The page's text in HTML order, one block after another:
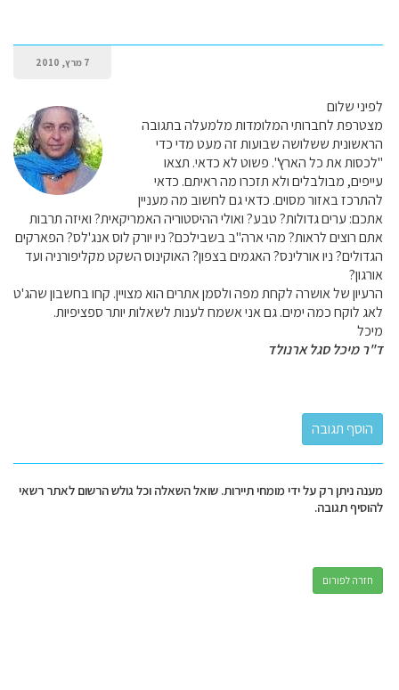
7 מרץ, 2010
לפיני שלום
מצטרפת לחברותי המלומדות מלמעלה בתגובה
הראשונית ששלושה שבועות זה מעט מדי כדי
"לכסות את כל הארץ". פשוט לא כדאי. תצאו
עייפים, מבולבלים ולא תזכרו מה ראיתם. כדאי
להתרכז באזור מסוים. כדאי גם לחשוב מה מעניין
אתכם: ערים גדולות? טבע? ואולי ההיסטוריה האמריקאית? ואיזה תרבות
אתם רוצים לראות? מהי ארה"ב בשבילכם? ניו יורק לוס אנג'לס? הפארקים
הגדולים? ניו אורלינס? האגמים בצפון? האוקינוס השקט מקליפורניה ועד
אורגון?
הרעיון של אושרה לקחת מפה ולסמן אתרים הוא מצויין. קחו בחשבון שהג'ט
לאג לוקח כמה ימים. גם אני אשמח לענות לשאלות יותר ספציפיות.
מיכל
ד"ר מיכל סגל ארנולד
מענה ניתן רק על ידי מומחי תיירות. שואל השאלה וכל גולש הרשום לאתר רשאי
להוסיף תגובה.
חזרה לפורום